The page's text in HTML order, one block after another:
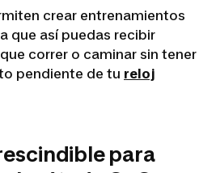
crear entrenamientos
que así puedas recibir
correr o caminar sin tener
pendiente de tu reloj
para